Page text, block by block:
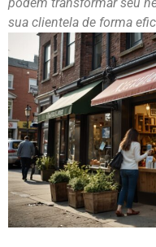
sua clientela de forma